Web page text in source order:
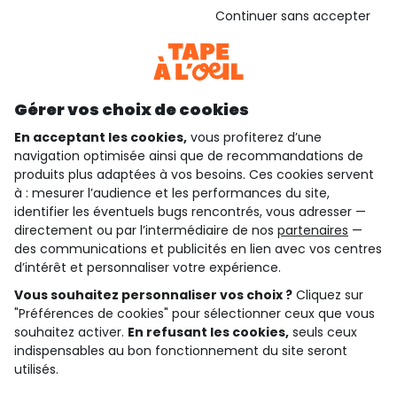
Consulter les CGU
qui sommes-nous ?
besoin d'aide ?
le club fidélité
notre catalogue
Conditions générales de ventes et d'utilisation
Conditions d’utilisation des réseaux sociaux
Politique de confidentialité
Gérer vos choix de cookies
En acceptant les cookies, vous profiterez d’une
navigation optimisée ainsi que de recommandations de
produits plus adaptées à vos besoins. Ces cookies servent
à : mesurer l’audience et les performances du site,
identifier les éventuels bugs rencontrés, vous adresser —
directement ou par l’intermédiaire de nos partenaires —
des communications et publicités en lien avec vos centres
d’intérêt et personnaliser votre expérience.
Vous souhaitez personnaliser vos choix ? Cliquez sur
"Préférences de cookies" pour sélectionner ceux que vous
souhaitez activer. En refusant les cookies, seuls ceux
indispensables au bon fonctionnement du site seront
utilisés.
Continuer sans accepter